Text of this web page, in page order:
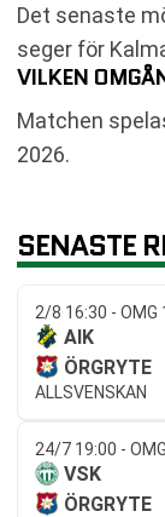
Det senaste
seger för
VILKEN
Matchen
2026.
SENASTE
2/8 16:30 - OMG
AIK
ÖRGRYTE
ALLSVENSKAN
24/7 19:00 -
VSK
ÖRGRYTE